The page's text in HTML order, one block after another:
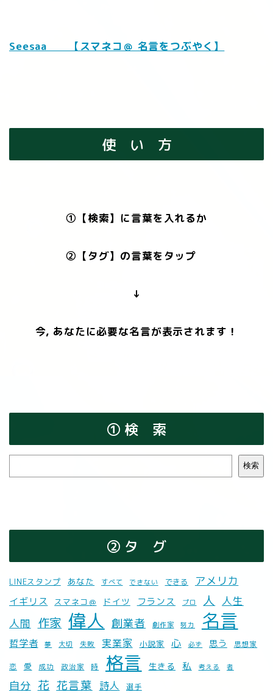
Seesaa 【スマネコ＠ 名言をつぶやく】
使 い 方
①【検索】に言葉を入れるか
②【タグ】の言葉をタップ
↓
今, あなたに必要な名言が表示されます！
① 検 索
索
検索
② タ グ
LINEスタンプ あなた すべて できない できる アメリカ
イギリス スマネコ＠ ドイツ フランス プロ 人
人生
人間
作家 偉人 創業者 劇作家 努力 名言
哲学者 夢 大切 失敗 実業家 小説家 心 必ず 思う 思想家
恋 愛 成功 政治家 時 格言 生きる 私 考える 者
自分 花 花言葉 詩人 選手